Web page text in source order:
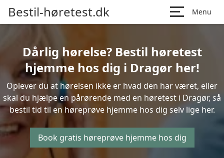
Bestil-høretest.dk Menu
Dårlig hørelse? Bestil høretest
hjemme hos dig i Dragør her!
Oplever du at hørelsen ikke er hvad den har været, eller
skal du hjælpe en pårørende med en høretest i Dragør, så
bestil tid til en høreprøve hjemme hos dig selv lige her.
Book gratis høreprøve hjemme hos dig